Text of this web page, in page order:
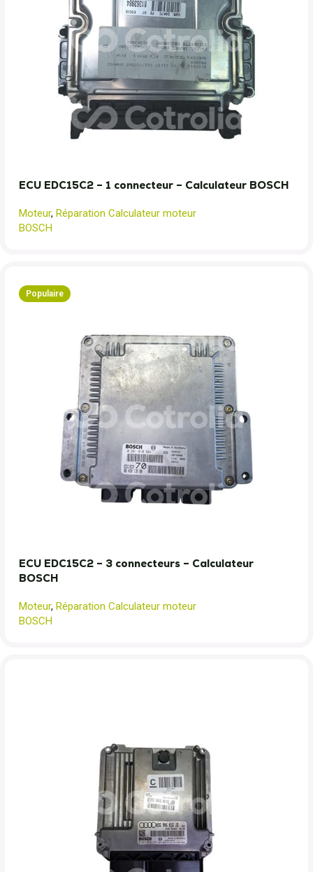
ECU EDC15C2 – 1 connecteur – Calculateur BOSCH
Moteur, Réparation Calculateur moteur
BOSCH
Populaire
ECU EDC15C2 – 3 connecteurs – Calculateur
BOSCH
Moteur, Réparation Calculateur moteur
BOSCH